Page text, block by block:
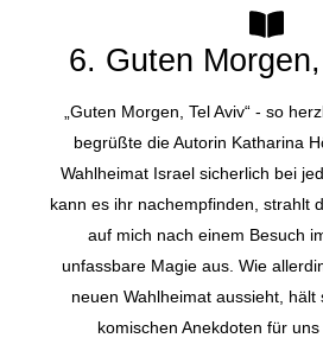
6. Guten
„Guten Morgen, Tel Aviv“ - so
begrüßte die Autorin Katharina
Wahlheimat Israel sicherlich bei
kann es ihr nachempfinden, strahlt
auf mich nach einem Besuch
unfassbare Magie aus. Wie
neuen Wahlheimat aussieht, hält
komischen Anekdoten für